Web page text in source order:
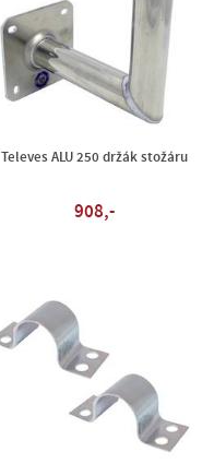
Televes ALU 250 držák stožáru
908,-